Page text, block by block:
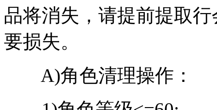
品将消失，请提前提取
要损失。
A)角色清理操作：